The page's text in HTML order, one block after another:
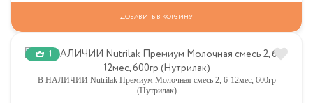
ДОБАВИТЬ В КОРЗИНУ
1
В НАЛИЧИИ Nutrilak Премиум Молочная смесь 2, 6-12мес, 600гр
(Нутрилак)